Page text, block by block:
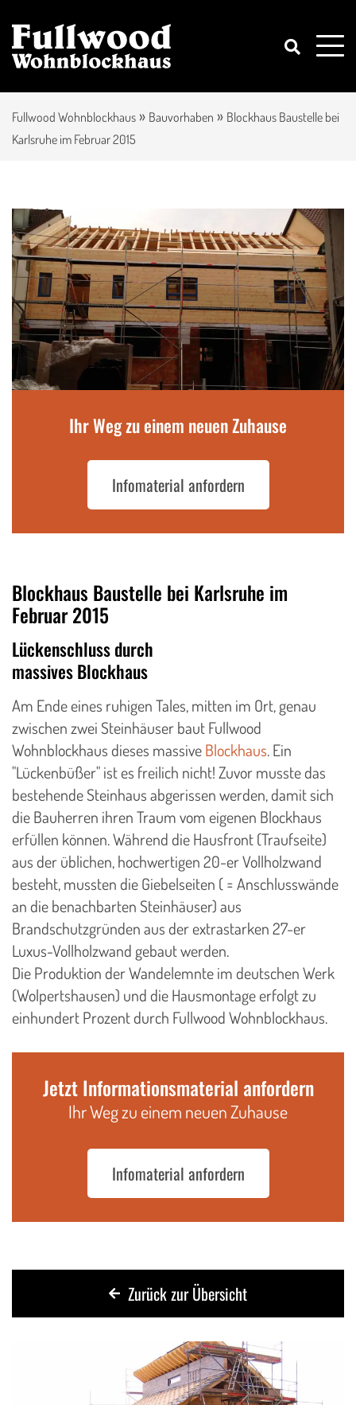
Fullwood Wohnblockhaus » Bauvorhaben » Blockhaus Baustelle bei
Karlsruhe im Februar 2015
Ihr Weg zu einem neuen Zuhause
Infomaterial anfordern
Blockhaus Baustelle bei Karlsruhe im
Februar 2015
Lückenschluss durch
massives Blockhaus
Am Ende eines ruhigen Tales, mitten im Ort, genau
zwischen zwei Steinhäuser baut Fullwood
Wohnblockhaus dieses massiveBlockhaus. Ein
"Lückenbüßer" ist es freilich nicht! Zuvor musste das
bestehende Steinhaus abgerissen werden, damit sich
die Bauherren ihren Traum vom eigenen Blockhaus
erfüllen können. Während die Hausfront (Traufseite)
aus der üblichen, hochwertigen 20-er Vollholzwand
besteht, mussten die Giebelseiten ( = Anschlusswände
an die benachbarten Steinhäuser) aus
Brandschutzgründen aus der extrastarken 27-er
Luxus-Vollholzwand gebaut werden.
Die Produktion der Wandelemnte im deutschen Werk
(Wolpertshausen) und die Hausmontage erfolgt zu
einhundert Prozent durch Fullwood Wohnblockhaus.
Jetzt Informationsmaterial anfordern
Ihr Weg zu einem neuen Zuhause
Infomaterial anfordern
Zurück zur Übersicht